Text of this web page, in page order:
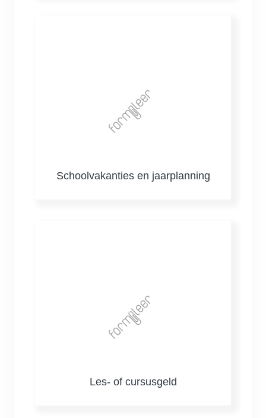
Schoolvakanties en jaarplanning
Les- of cursusgeld